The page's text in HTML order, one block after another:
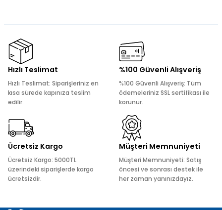
kullanarak tarafımıza iletebilirsiniz.
Görüş ve önerileriniz için teşekkür ederiz.
Ürün resmi kalitesiz, bozuk veya görüntülenemiyor.
Ürün bilgilerinde hatalar bulunuyor.
Ürün fiyatı diğer sitelerden daha pahalı.
Bu ürüne benzer farklı alternatifler olmalı.
Hızlı Teslimat
Hızlı Teslimat: Siparişleriniz en
kısa sürede kapınıza teslim
edilir.
%100 Güvenli Alışveriş
%100 Güvenli Alışveriş: Tüm
ödemeleriniz SSL sertifikası ile
korunur.
Ücretsiz Kargo
Ücretsiz Kargo: 5000TL
üzerindeki siparişlerde kargo
ücretsizdir.
Müşteri Memnuniyeti
Müşteri Memnuniyeti: Satış
öncesi ve sonrası destek ile
her zaman yanınızdayız.